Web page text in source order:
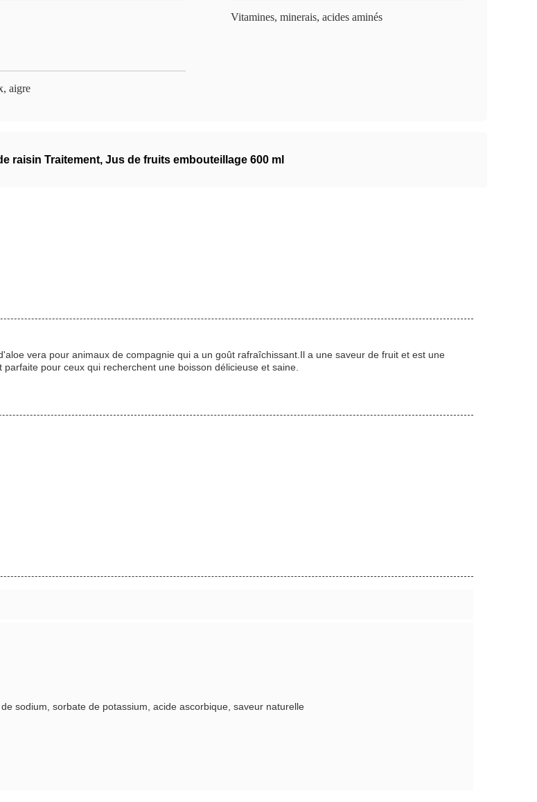
Vitamines, minerais, acides aminés
aigre
raisin Traitement, Jus de fruits embouteillage 600 ml
vera pour animaux de compagnie qui a un goût rafraîchissant.Il a une saveur de fruit et est une
pour ceux qui recherchent une boisson délicieuse et saine.
sodium, sorbate de potassium, acide ascorbique, saveur naturelle